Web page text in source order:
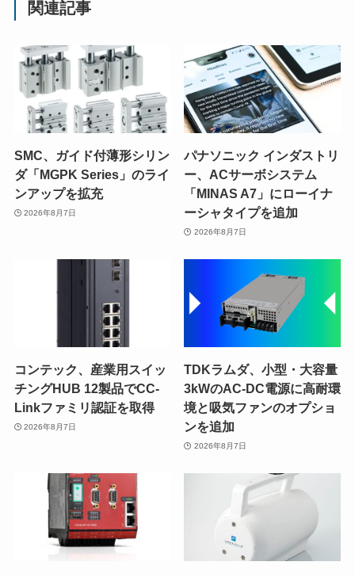
関連記事
SMC、ガイド付薄形シリン
ダ「MGPK Series」のライ
ンアップを拡充
2026年8月7日
パナソニック インダストリ
ー、ACサーボシステム
「MINAS A7」にローイナ
ーシャタイプを追加
2026年8月7日
コンテック、産業用スイッ
チングHUB 12製品でCC-
Linkファミリ認証を取得
2026年8月7日
TDKラムダ、小型・大容量
3kWのAC-DC電源に高耐環
境と吸気ファンのオプショ
ンを追加
2026年8月7日